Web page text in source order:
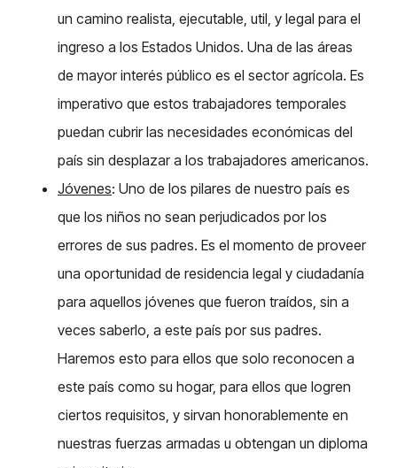
un camino realista, ejecutable, util, y legal para el
ingreso a los Estados Unidos. Una de las áreas
de mayor interés público es el sector agrícola. Es
imperativo que estos trabajadores temporales
puedan cubrir las necesidades económicas del
país sin desplazar a los trabajadores americanos.
Jóvenes: Uno de los pilares de nuestro país es
que los niños no sean perjudicados por los
errores de sus padres. Es el momento de proveer
una oportunidad de residencia legal y ciudadanía
para aquellos jóvenes que fueron traídos, sin a
veces saberlo, a este país por sus padres.
Haremos esto para ellos que solo reconocen a
este país como su hogar, para ellos que logren
ciertos requisitos, y sirvan honorablemente en
nuestras fuerzas armadas u obtengan un diploma